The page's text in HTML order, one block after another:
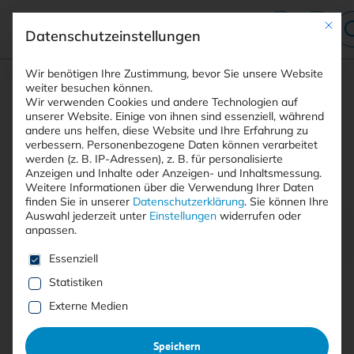
Suchfeld
Suchen
Breadcrumb-Navigation
STARTSEITE
PRINTAUSGABEN
TITELTHEMA: KÜNSTLICHE INTELLIGENZ – …
STIMMEN VOM BSI-KONGRESS
Inhaltsverzeichnis
Mit <kes>+ lesen
Mit
Datenschutzeinstellungen
Wir benötigen Ihre Zustimmung, bevor Sie unsere Website
weiter besuchen können.
Wir verwenden Cookies und andere Technologien auf
unserer Website. Einige von ihnen sind essenziell, während
andere uns helfen, diese Website und Ihre Erfahrung zu
verbessern. Personenbezogene Daten können verarbeitet
werden (z. B. IP-Adressen), z. B. für personalisierte
Anzeigen und Inhalte oder Anzeigen- und Inhaltsmessung.
Weitere Informationen über die Verwendung Ihrer Daten
finden Sie in unserer Datenschutzerklärung. Sie können Ihre
Auswahl jederzeit unter Einstellungen widerrufen oder
anpassen.
Es folgt eine Liste der Service-Gruppen, für die eine
Essenziell
Statistiken
Externe Medien
Speichern